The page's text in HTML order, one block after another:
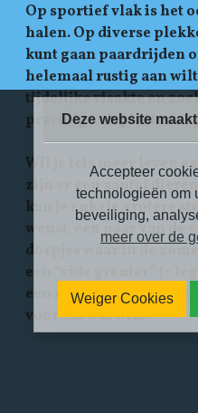
Op sportief vlak is het
halen. Op diverse
kunt gaan paardrijden
helemaal rustig aan
tijdelijke visakte en
prachtige visplaatsen
Wil je iets meer leven
zijn er een aantal
kun je enkele grotere
wenst, een paar van de
dorpjes waar in de
een “vide grenier” (=
een rommelmarkt) te
voor elk wat wils.
Deze website
Accepteer
technologieën om
beveiliging,
meer over de
Weiger Cookies